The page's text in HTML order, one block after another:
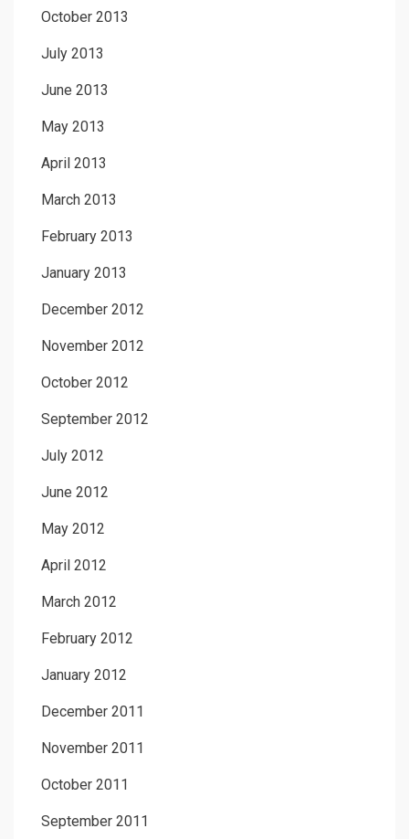
October 2013
July 2013
June 2013
May 2013
April 2013
March 2013
February 2013
January 2013
December 2012
November 2012
October 2012
September 2012
July 2012
June 2012
May 2012
April 2012
March 2012
February 2012
January 2012
December 2011
November 2011
October 2011
September 2011